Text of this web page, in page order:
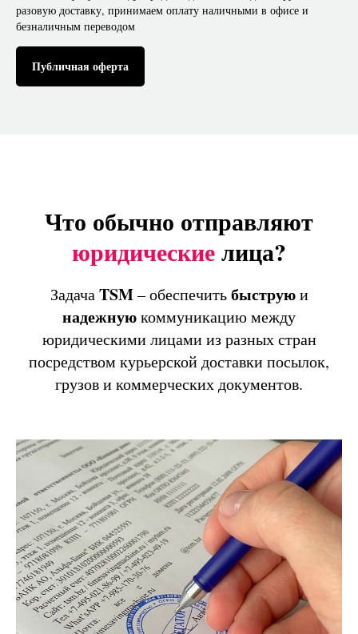
разовую доставку, принимаем оплату наличными в офисе и
безналичным переводом
Публичная оферта
Что обычно отправляют
юридическиелица?
ЗадачаTSM– обеспечитьбыструюи
надежнуюкоммуникацию между
юридическими лицами из разных стран
посредством курьерской доставки посылок,
грузов и коммерческих документов.